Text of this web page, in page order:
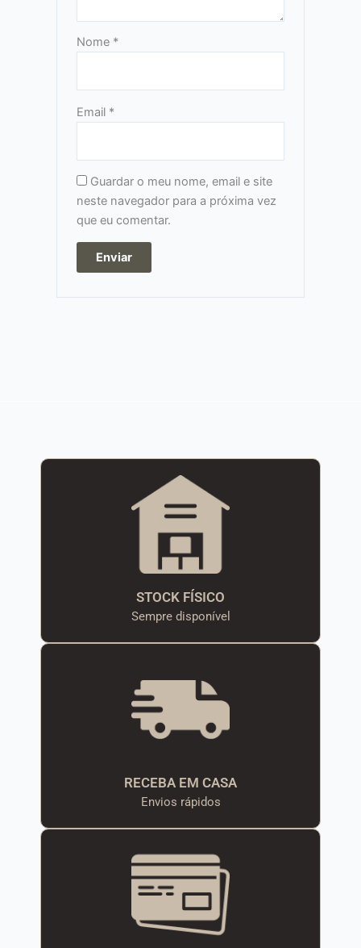
Nome *
Email *
Guardar o meu nome, email e site
neste navegador para a próxima vez
que eu comentar.
STOCK FÍSICO
Sempre disponível
RECEBA EM CASA
Envios rápidos